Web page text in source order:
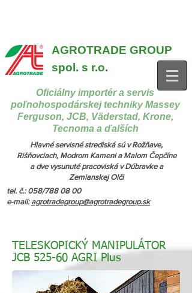
AGROTRADE GROUP
spol. s r.o.
Oficiálny importér a servis
poľnohospodárskej techniky Massey
Ferguson, JCB, Väderstad, Krone,
Tecnoma a ďalších
Hlavné servisné strediská sú v Rožňave,
Rišňovciach, Modrom Kameni a Malom Čepčíne
a dve vysunuté pracoviská v Dúbravke a
Zemianskej Olči
tel. č.: 058/788 08 00
e-mail: agrotradegroup@agrotradegroup.sk
TELESKOPICKÝ MANIPULÁTOR
JCB 525-60 AGRI Plus